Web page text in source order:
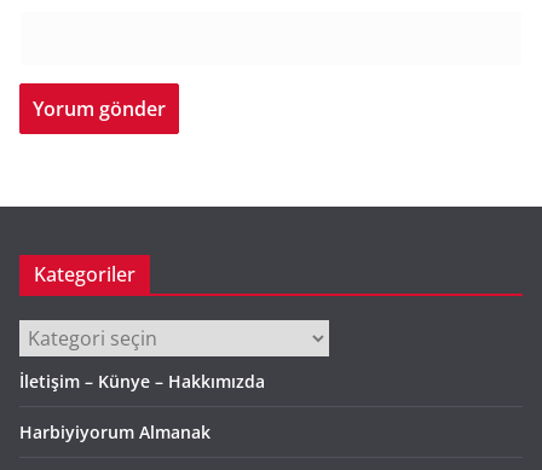
Kategoriler
Kategoriler
İletişim – Künye – Hakkımızda
Harbiyiyorum Almanak